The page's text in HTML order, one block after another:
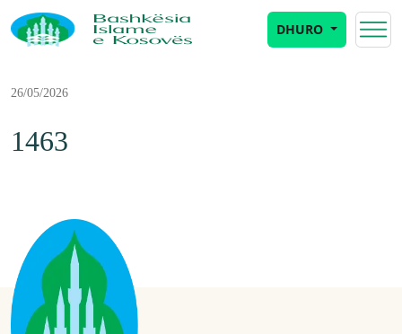
DHURO
26/05/2026
1463